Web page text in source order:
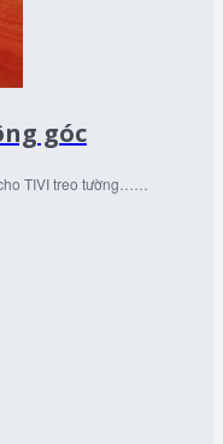
góc
TIVI treo tường……